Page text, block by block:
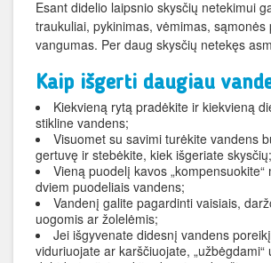
Esant didelio laipsnio skysčių netekimui
traukuliai, pykinimas, vėmimas, sąmonės
vangumas. Per daug skysčių netekęs
Kaip išgerti daugiau
Kiekvieną rytą pradėkite ir kiekvieną
stikline vandens;
Visuomet su savimi turėkite vandens
gertuvę ir stebėkite, kiek išgeriate skysčių;
Vieną puodelį kavos „kompensuokite“
dviem puodeliais vandens;
Vandenį galite pagardinti vaisiais,
uogomis ar žolelėmis;
Jei išgyvenate didesnį vandens
viduriuojate ar karščiuojate, „užbėgdami“